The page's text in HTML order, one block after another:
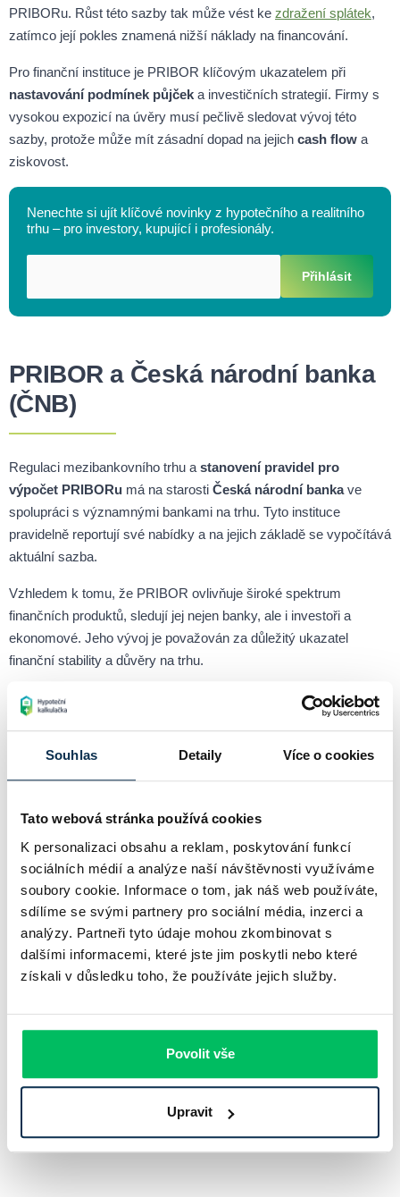
Souhlas Detaily Více o cookies
Tato webová stránka používá cookies
K personalizaci obsahu a reklam, poskytování funkcí
sociálních médií a analýze naší návštěvnosti využíváme
soubory cookie. Informace o tom, jak náš web používáte,
sdílíme se svými partnery pro sociální média, inzerci a
analýzy. Partneři tyto údaje mohou zkombinovat s
dalšími informacemi, které jste jim poskytli nebo které
získali v důsledku toho, že používáte jejich služby.
Povolit vše
Upravit
PRIBORu. Růst této sazby tak může vést ke zdražení splátek,
zatímco její pokles znamená nižší náklady na financování.
Pro finanční instituce je PRIBOR klíčovým ukazatelem při
nastavování podmínek půjček a investičních strategií. Firmy s
vysokou expozicí na úvěry musí pečlivě sledovat vývoj této
sazby, protože může mít zásadní dopad na jejich cash flow a
ziskovost.
Nenechte si ujít klíčové novinky z hypotečního a realitního
trhu – pro investory, kupující i profesionály.
Přihlásit
PRIBOR a Česká národní banka
(ČNB)
Regulaci mezibankovního trhu a stanovení pravidel pro
výpočet PRIBORu má na starosti Česká národní bankave
spolupráci s významnými bankami na trhu. Tyto instituce
pravidelně reportují své nabídky a na jejich základě se vypočítává
aktuální sazba.
Vzhledem k tomu, že PRIBOR ovlivňuje široké spektrum
finančních produktů, sledují jej nejen banky, ale i investoři a
ekonomové. Jeho vývoj je považován za důležitý ukazatel
finanční stability a důvěry na trhu.
Využijte naši online hypoteční kalkulačku
Související pojmy
Úroková sazba
Úroková sazba je klíčový finanční parametr, který ovlivňuje cenu
peněz na trhu.
Deflace
Deflace je ekonomický jev, při kterém dochází k poklesu cenové
hladiny zboží a služeb v ekonomice.
všech příslušných nákladů, daní nebo srážek.
Repo sazba je základní úroková sazba, kterou stanovuje Česká
národní banka (ČNB) při provádění tzv.